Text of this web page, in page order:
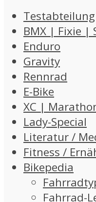
Testabteilung
BMX | Fixie |
Enduro
Gravity
Rennrad
E-Bike
XC |
Lady-Special
Literatur /
Fitness /
Bikepedia
Fahrrad-